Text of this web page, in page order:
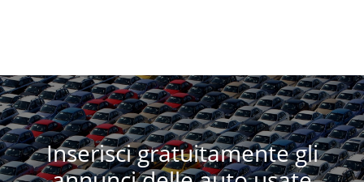
Inserisci gratuitamente gli